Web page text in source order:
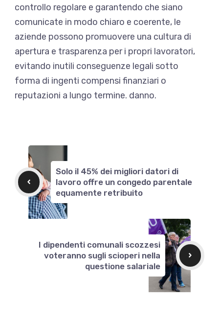
controllo regolare e garantendo che siano
comunicate in modo chiaro e coerente, le
aziende possono promuovere una cultura di
apertura e trasparenza per i propri lavoratori,
evitando inutili conseguenze legali sotto
forma di ingenti compensi finanziari o
reputazioni a lungo termine. danno.
Solo il 45% dei migliori datori di
lavoro offre un congedo parentale
equamente retribuito
I dipendenti comunali scozzesi
voteranno sugli scioperi nella
questione salariale